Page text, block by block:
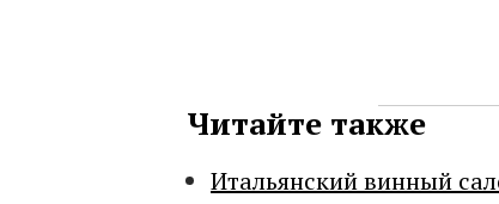
Читайте также
Итальянский винный